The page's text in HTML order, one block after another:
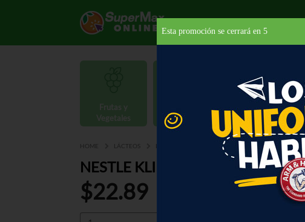
Mariscos
Provisiones
HOME LÁCTEOS NESTLE KLIM 1+
NESTLE KLIM 1+ 56.3 OZ
$22.89
Esta promoción se cerrará en 4